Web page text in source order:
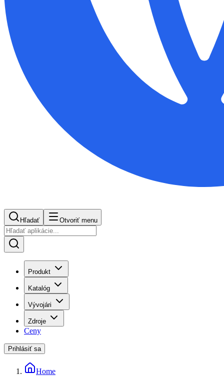
Hľadať Otvoriť menu
Produkt
Katalóg
Vývojári
Zdroje
Ceny
Prihlásiť sa
Home